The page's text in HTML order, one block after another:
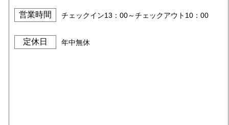
営業時間 チェックイン13：00～チェックアウト10：00
定休日 年中無休